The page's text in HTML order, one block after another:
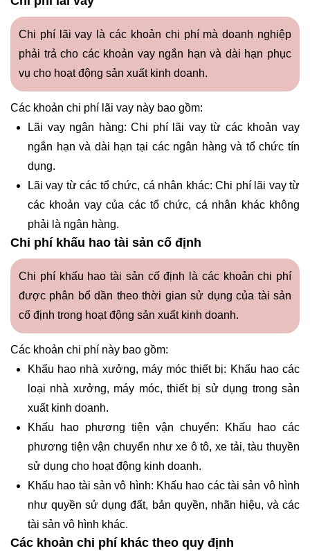
Chi phí lãi vay là các khoản chi phí mà doanh nghiệp
phải trả cho các khoản vay ngắn hạn và dài hạn phục
vụ cho hoạt động sản xuất kinh doanh.
Các khoản chi phí lãi vay này bao gồm:
Lãi vay ngân hàng: Chi phí lãi vay từ các khoản vay
ngắn hạn và dài hạn tại các ngân hàng và tổ chức tín
dụng.
Lãi vay từ các tổ chức, cá nhân khác: Chi phí lãi vay từ
các khoản vay của các tổ chức, cá nhân khác không
phải là ngân hàng.
Chi phí khấu hao tài sản cố định
Chi phí khấu hao tài sản cố định là các khoản chi phí
được phân bổ dần theo thời gian sử dụng của tài sản
cố định trong hoạt động sản xuất kinh doanh.
Các khoản chi phí này bao gồm:
Khấu hao nhà xưởng, máy móc thiết bị: Khấu hao các
loại nhà xưởng, máy móc, thiết bị sử dụng trong sản
xuất kinh doanh.
Khấu hao phương tiện vận chuyển: Khấu hao các
phương tiện vận chuyển như xe ô tô, xe tải, tàu thuyền
sử dụng cho hoạt động kinh doanh.
Khấu hao tài sản vô hình: Khấu hao các tài sản vô hình
như quyền sử dụng đất, bản quyền, nhãn hiệu, và các
tài sản vô hình khác.
Các khoản chi phí khác theo quy định